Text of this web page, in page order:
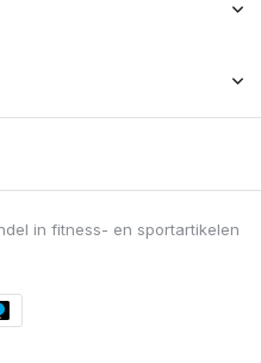
in fitness- en sportartikelen